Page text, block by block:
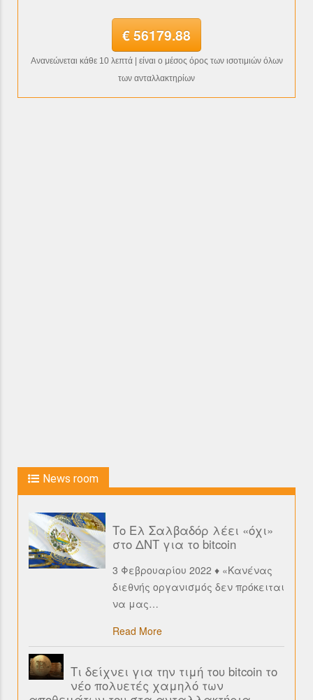
€ 56179.88
Ανανεώνεται κάθε 10 λεπτά | είναι ο μέσος όρος των ισοτιμιών όλων
των ανταλλακτηρίων
News room
Το Ελ Σαλβαδόρ λέει «όχι»
στο ΔΝΤ για το bitcoin
3 Φεβρουαρίου 2022 ♦ «Κανένας
διεθνής οργανισμός δεν πρόκειται
να μας…
Read More
Τι δείχνει για την τιμή του bitcoin το
νέο πολυετές χαμηλό των